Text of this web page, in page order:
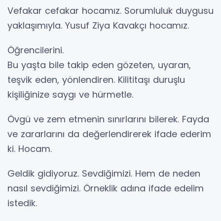
Vefakar cefakar hocamız. Sorumluluk duygusu
yaklaşımıyla. Yusuf Ziya Kavakçı hocamız.
Öğrencilerini.
Bu yaşta bile takip eden gözeten, uyaran,
teşvik eden, yönlendiren. Kilititaşı duruşlu
kişiliğinize saygı ve hürmetle.
Övgü ve zem etmenin sınırlarını bilerek. Fayda
ve zararlarını da değerlendirerek ifade ederim
ki. Hocam.
Geldik gidiyoruz. Sevdiğimizi. Hem de neden
nasıl sevdiğimizi. Örneklik adına ifade edelim
istedik.